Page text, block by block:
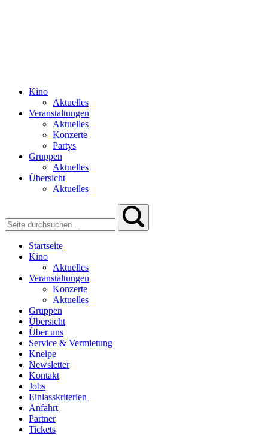
Kino
Aktuelles
Veranstaltungen
Aktuelles
Konzerte
Partys
Gruppen
Aktuelles
Übersicht
Aktuelles
Startseite
Kino
Aktuelles
Veranstaltungen
Konzerte
Aktuelles
Gruppen
Übersicht
Über uns
Service & Vermietung
Kneipe
Newsletter
Kontakt
Jobs
Einlasskriterien
Anfahrt
Partner
Tickets